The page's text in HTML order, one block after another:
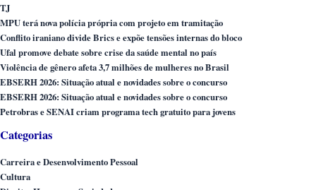
TJ
MPU terá nova polícia própria com projeto em tramitação
Conflito iraniano divide Brics e expõe tensões internas do bloco
Ufal promove debate sobre crise da saúde mental no país
Violência de gênero afeta 3,7 milhões de mulheres no Brasil
EBSERH 2026: Situação atual e novidades sobre o concurso
EBSERH 2026: Situação atual e novidades sobre o concurso
Petrobras e SENAI criam programa tech gratuito para jovens
Categorias
Carreira e Desenvolvimento Pessoal
Cultura